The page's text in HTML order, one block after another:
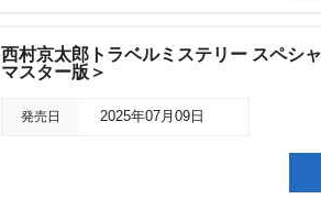
西村京太郎トラベルミステリー スペシ
マスター版＞
発売日 2025年07月09日